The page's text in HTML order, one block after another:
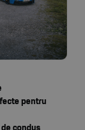
pentru